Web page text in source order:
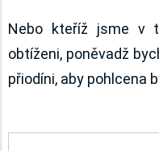
Nebo kteříž jsme v
obtíženi, poněvadž
přiodíni, aby pohlcena